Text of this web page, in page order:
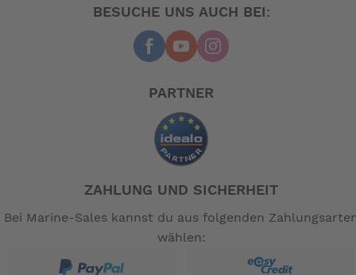
BESUCHE UNS AUCH BEI:
PARTNER
ZAHLUNG UND SICHERHEIT
Bei Marine-Sales kannst du aus folgenden
wählen: